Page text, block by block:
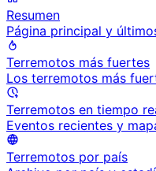
Resumen
Página principal y
Terremotos más fuertes
Los terremotos más
Terremotos en tiempo
Eventos recientes y
Terremotos por país